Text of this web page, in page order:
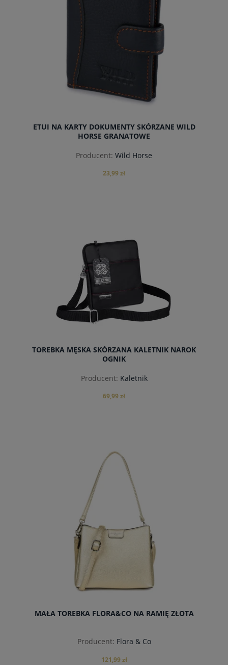
ETUI NA KARTY DOKUMENTY SKÓRZANE WILD
HORSE GRANATOWE
Producent: Wild Horse
23,99 zł
TOREBKA MĘSKA SKÓRZANA KALETNIK NAROK
OGNIK
Producent: Kaletnik
69,99 zł
powiadom o dostępności
MAŁA TOREBKA FLORA&CO NA RAMIĘ ZŁOTA
Producent: Flora & Co
121,99 zł